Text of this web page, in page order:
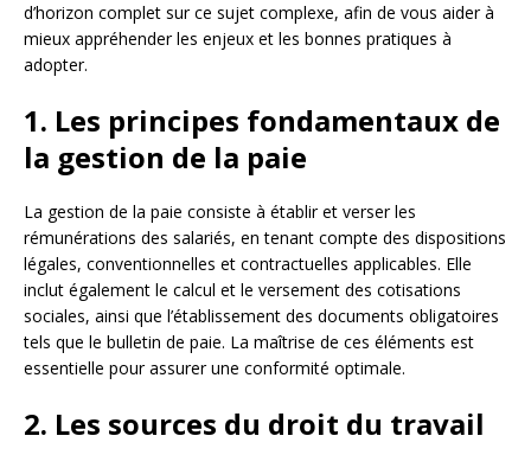
d’horizon complet sur ce sujet complexe, afin de vous aider à
mieux appréhender les enjeux et les bonnes pratiques à
adopter.
1. Les principes fondamentaux de
la gestion de la paie
La gestion de la paie consiste à établir et verser les
rémunérations des salariés, en tenant compte des dispositions
légales, conventionnelles et contractuelles applicables. Elle
inclut également le calcul et le versement des cotisations
sociales, ainsi que l’établissement des documents obligatoires
tels que le bulletin de paie. La maîtrise de ces éléments est
essentielle pour assurer une conformité optimale.
2. Les sources du droit du travail